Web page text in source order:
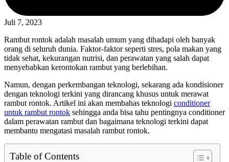
Juli 7, 2023
Rambut rontok adalah masalah umum yang dihadapi oleh banyak
orang di seluruh dunia. Faktor-faktor seperti stres, pola makan yang
tidak sehat, kekurangan nutrisi, dan perawatan yang salah dapat
menyebabkan kerontokan rambut yang berlebihan.
Namun, dengan perkembangan teknologi, sekarang ada kondisioner
dengan teknologi terkini yang dirancang khusus untuk merawat
rambut rontok. Artikel ini akan membahas teknologi conditioner
untuk rambut rontok sehingga anda bisa tahu pentingnya conditioner
dalam perawatan rambut dan bagaimana teknologi terkini dapat
membantu mengatasi masalah rambut rontok.
Table of Contents